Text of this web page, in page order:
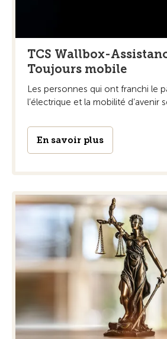
TCS Wallbox-
Toujours mobile
Les personnes qui ont franchi le
l’électrique et la mobilité d’avenir
En savoir plus